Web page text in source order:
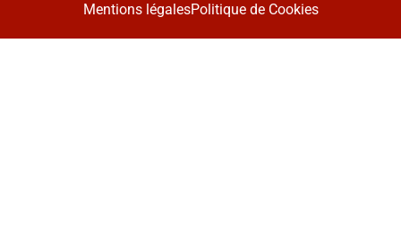
Mentions légalesPolitique de Cookies